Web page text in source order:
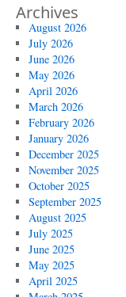
Archives
August 2026
July 2026
June 2026
May 2026
April 2026
March 2026
February 2026
January 2026
December 2025
November 2025
October 2025
September 2025
August 2025
July 2025
June 2025
May 2025
April 2025